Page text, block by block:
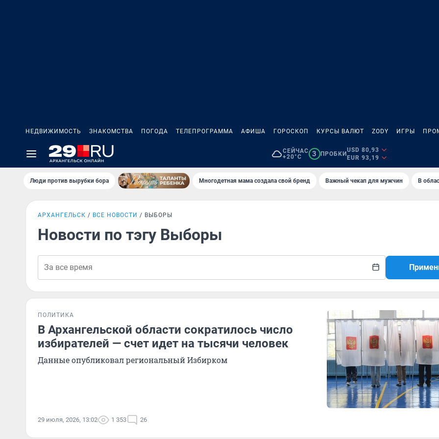
НЕДВИЖИМОСТЬ ЗНАКОМСТВА ПОГОДА ТЕЛЕПРОГРАММА АФИША ГОРОСКОП КУРСЫ ВАЛЮТ ZODY ИГРЫ
СЕЙЧАС
+20°C
3 ПРОБКИ
USD 80,93
EUR 93,19
Люди против вырубки бора Многодетная мама создала свой бренд Важный чекап для мужчин В
АРХАНГЕЛЬСК ВСЕ НОВОСТИ ВЫБОРЫ
Новости по тэгу Выборы
ПОЛИТИКА
В Архангельской области сократилось число
избирателей — счет идет на тысячи человек
Данные опубликовал региональный Избирком
29 июля, 2026, 13:02 1 353 26